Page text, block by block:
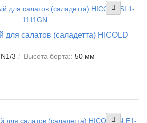
салатов (саладетта) HICOLD
3 Высота борта:: 50 мм